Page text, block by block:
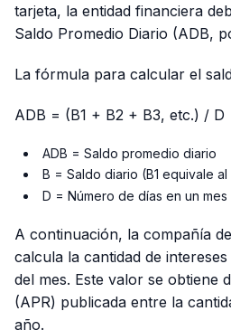
tarjeta, la entidad financiera
Saldo Promedio Diario (ADB,
La fórmula para calcular el
ADB = (B1 + B2 + B3, etc.) / D
ADB = Saldo promedio diario
B = Saldo diario (B1 equivale
D = Número de días en un
A continuación, la compañía
calcula la cantidad de
del mes. Este valor se obtiene
(APR) publicada entre la
año.